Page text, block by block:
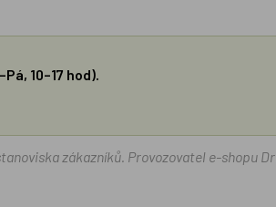
10–17 hod).
zákazníků. Provozovatel e-shopu